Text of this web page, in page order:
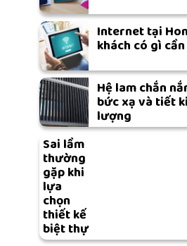
Internet tại
khách có gì
Hệ lam chắn
bức xạ và tiết
lượng
Sai lầm
thường
gặp khi
lựa
chọn
thiết kế
biệt thự